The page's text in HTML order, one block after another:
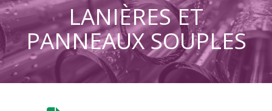
LANIÈRES ET
PANNEAUX SOUPLES